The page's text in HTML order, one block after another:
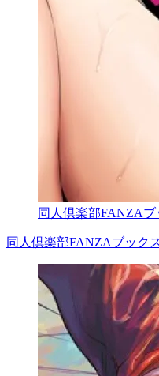
同人倶楽部FANZAブ
同人倶楽部FANZAブック